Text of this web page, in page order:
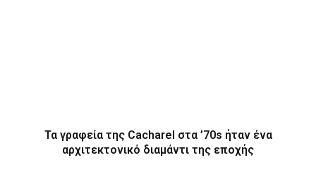
Τα γραφεία της Cacharel στα ’70s ήταν ένα
αρχιτεκτονικό διαμάντι της εποχής